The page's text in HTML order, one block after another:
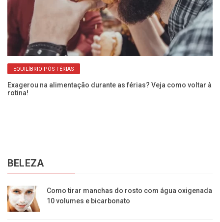
EQUILÍBRIO PÓS-FÉRIAS
Exagerou na alimentação durante as férias? Veja como voltar à
rotina!
BELEZA
Como tirar manchas do rosto com água oxigenada
10 volumes e bicarbonato